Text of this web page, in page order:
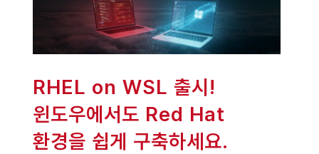
RHEL on WSL 출시!
윈도우에서도 Red Hat
환경을 쉽게 구축하세요.